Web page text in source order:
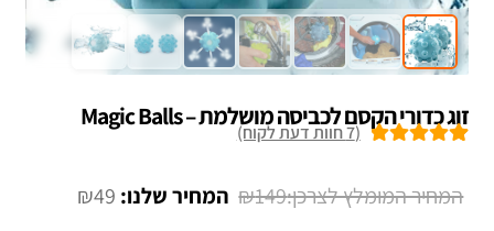
זוג כדורי הקסם לכביסה מושלמת – Magic Balls
(
7חוות דעת לקוח)
₪149
המחיר
₪49 המחיר